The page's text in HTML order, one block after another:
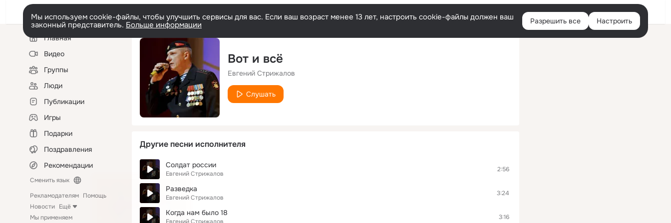
Войти
Мы используем cookie-файлы, чтобы улучшить сервисы для вас. Если ваш возраст менее 13 лет, настроить cookie-файлы должен ваш
законный представитель. Больше информации Разрешить все Настроить
Левая
колонкаГлавная
Видео
Группы
Люди
Публикации
Игры
Подарки
Поздравления
Рекомендации
Сменить язык
Рекламодателям Помощь
Новости Ещё
Мы применяем
Вот и всё
Евгений Стрижалов
Слушать
Другие песни исполнителя
Солдат россии
Евгений Стрижалов
2:56
Разведка
Евгений Стрижалов
3:24
Когда нам было 18 3:16